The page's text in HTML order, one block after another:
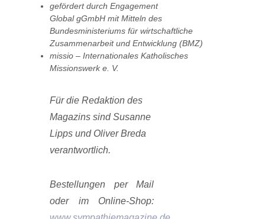
gefördert durch Engagement
Global gGmbH mit Mitteln des
Bundesministeriums für wirtschaftliche
Zusammenarbeit und Entwicklung (BMZ)
missio – Internationales Katholisches
Missionswerk e. V.
Für die Redaktion des
Magazins sind Susanne
Lipps und Oliver Breda
verantwortlich.
Bestellungen per Mail
oder im Online-Shop: